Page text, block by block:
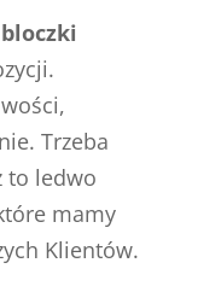
bloczki
Trzeba
to ledwo
mamy
Klientów.